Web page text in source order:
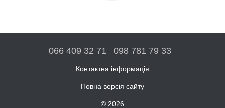
066 409 32 71 098 781 79 33
Контактна інформація
Повна версія сайту
© 2026